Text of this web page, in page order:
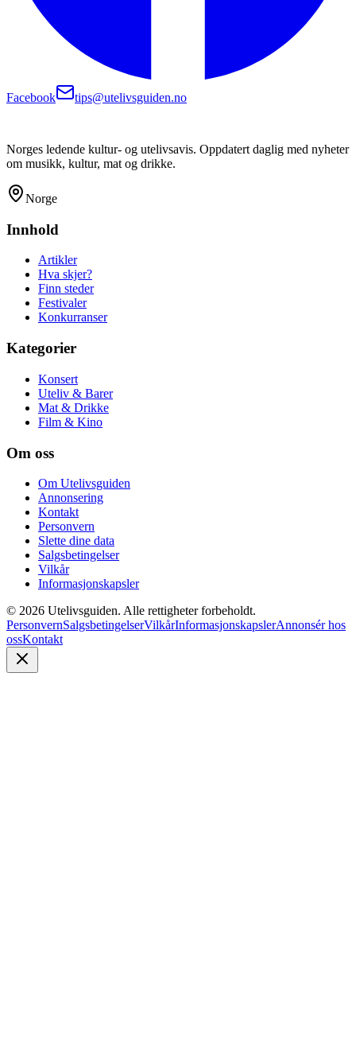
Facebook tips@utelivsguiden.no
Norges ledende kultur- og utelivsavis. Oppdatert daglig med nyheter
om musikk, kultur, mat og drikke.
Norge
Innhold
Artikler
Hva skjer?
Finn steder
Festivaler
Konkurranser
Kategorier
Konsert
Uteliv & Barer
Mat & Drikke
Film & Kino
Om oss
Om Utelivsguiden
Annonsering
Kontakt
Personvern
Slette dine data
Salgsbetingelser
Vilkår
Informasjonskapsler
© 2026 Utelivsguiden. Alle rettigheter forbeholdt.
PersonvernSalgsbetingelserVilkårInformasjonskapslerAnnonsér hos
ossKontakt